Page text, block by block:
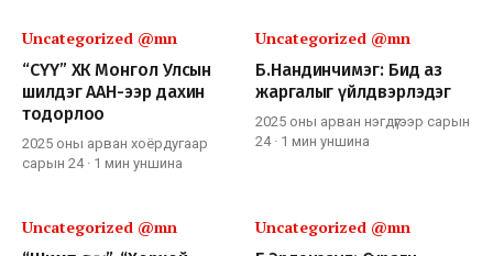
Uncategorized @mn
“СҮҮ” ХК Монгол Улсын
шилдэг ААН-ээр дахин
тодорлоо
2025 оны арван хоёрдугаар
сарын 24· 1 мин уншина
Uncategorized @mn
Б.Нандинчимэг: Бид аз
жаргалыг үйлдвэрлэдэг
2025 оны арван нэгдүгээр сарын
24· 1 мин уншина
Uncategorized @mn
Uncategorized @mn